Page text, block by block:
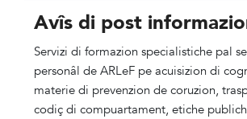
Avîs di post
Servizi di formazion specialistiche pal
personâl de ARLeF pe acuisizion di
materie di prevenzion de coruzion,
codiç di compuartament, etiche